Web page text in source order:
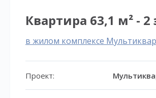
Квартира 63,1 м² - 2
в жилом комплексе
Проект: